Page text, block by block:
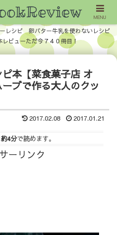
レシピ 卵バター牛乳を使わないレシピ
ビューただ今７４０冊目！
本【菜食菓子店 オ
ブで作る大人のクッ
2017.02.08 2017.01.21
約4分で読めます。
ーリンク
MENU